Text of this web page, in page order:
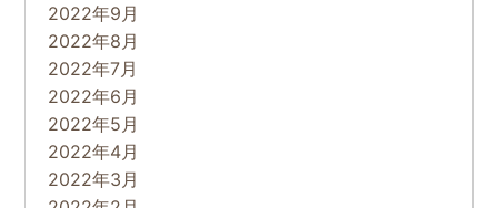
2022年9月
2022年8月
2022年7月
2022年6月
2022年5月
2022年4月
2022年3月